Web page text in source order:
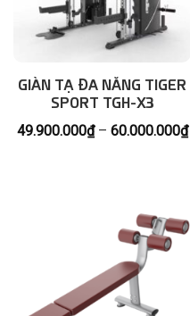
GIÀN TẠ ĐA NĂNG TIGER
SPORT TGH-X3
49.900.000₫ – 60.000.000₫